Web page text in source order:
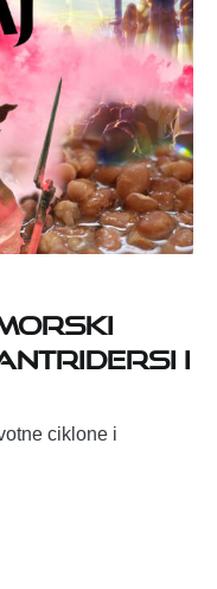
i
ciklone i